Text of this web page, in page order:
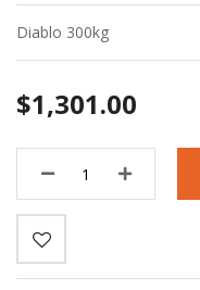
Diablo 300kg
$1,301.00